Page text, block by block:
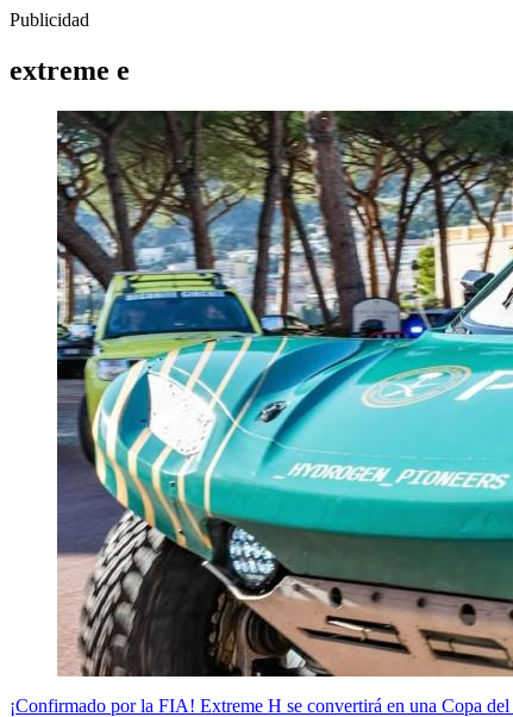
Publicidad
extreme e
¡Confirmado por la FIA! Extreme H se convertirá en una Copa